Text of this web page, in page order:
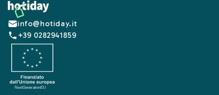
Footer
info@hotiday.it
+39 0282941859